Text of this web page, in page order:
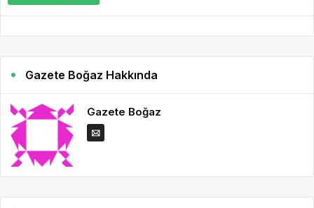
Gazete Boğaz Hakkında
Gazete Boğaz